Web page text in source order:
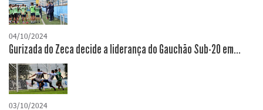
04/10/2024
Gurizada do Zeca decide a liderança do Gauchão Sub-20 em...
03/10/2024